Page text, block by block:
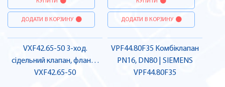
ДОДАТИ В КОРЗИНУ ДОДАТИ В КОРЗИНУ
VXF42.65-50 3-ход.
сідельний клапан, фланц.,
PN16, DN65, kvs 50 |
VXF42.65-50
VPF44.80F35 Комбіклапан
PN16, DN80 | SIEMENS
VPF44.80F35